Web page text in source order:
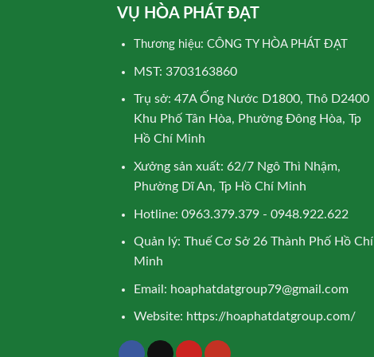
VỤ HÒA PHÁT ĐẠT
Thương hiệu: CÔNG TY HÒA PHÁT ĐẠT
MST: 3703163860
Trụ sở: 47A Ống Nước D1800, Thô D2400
Khu Phố Tân Hòa, Phường Đông Hòa, Tp
Hồ Chí Minh
Xưởng sản xuất: 62/7 Ngô Thì Nhậm,
Phường Dĩ An, Tp Hồ Chí Minh
Hotline: 0963.379.379 - 0948.922.622
Quản lý: Thuế Cơ Sở 26 Thành Phố Hồ Chí
Minh
Email: hoaphatdatgroup79@gmail.com
Website: https://hoaphatdatgroup.com/